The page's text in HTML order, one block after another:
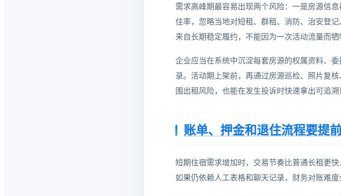
需求高峰期最容易出现两个风险：一是房源信
住率，忽略当地对短租、群租、消防、治安登
来自长期稳定履约，不能因为一次活动流量而牺
企业应当在系统中沉淀每套房源的权属资料、
录。活动期上架前，再通过房源巡检、照片复
围出租风险，也能在发生投诉时快速拿出可追溯
账单、押金和退住流程要提
短期住宿需求增加时，交易节奏比普通长租更
如果仍依赖人工表格和聊天记录，财务对账难